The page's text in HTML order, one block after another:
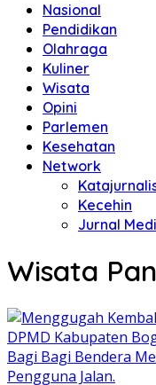
Nasional
Pendidikan
Olahraga
Kuliner
Wisata
Opini
Parlemen
Kesehatan
Network
Kecehin
Jurnal
Wisata